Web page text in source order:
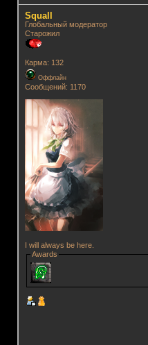
Squall
Глобальный модератор
Старожил
Карма: 132
Оффлайн
Сообщений: 1170
I will always be here.
Awards